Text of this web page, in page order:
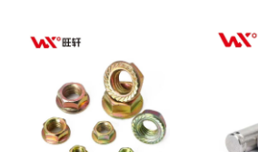
углублением под ключ
Винт с головкой CSK